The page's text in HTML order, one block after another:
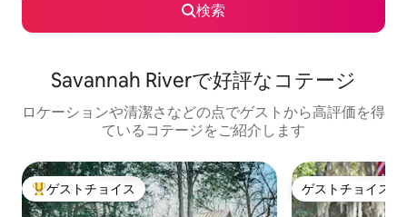
検索
Savannah Riverで好評なコテージ
ロケーションや清潔さなどの点でゲストから高評価を得
ているコテージをご紹介します
大好評のゲストチョイスです。
ゲストチョイス ゲストチョイス
ゲストチョイス